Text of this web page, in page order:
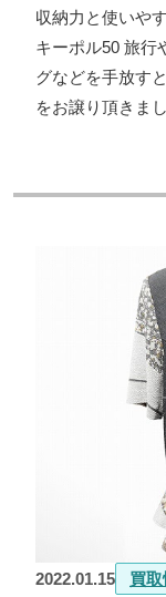
収納力と使いや
キーポル50 旅行
グなどを手放す
をお譲り頂きま
2022.01.15 買